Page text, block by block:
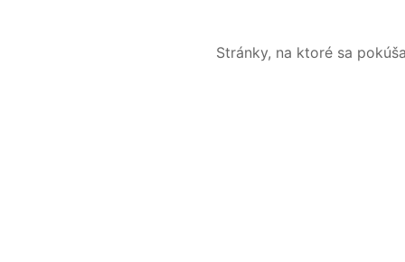
Stránky, na ktoré sa